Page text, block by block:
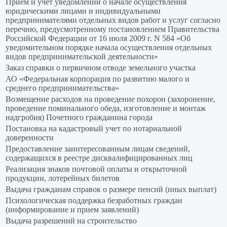
Прием и учет уведомлений о начале осуществления
юридическими лицами и индивидуальными
предпринимателями отдельных видов работ и услуг согласно
перечню, предусмотренному постановлением Правительства
Российской Федерации от 16 июля 2009 г. N 584 «Об
уведомительном порядке начала осуществления отдельных
видов предпринимательской деятельности»
Заказ справки о первичном отводе земельного участка
АО «Федеральная корпорация по развитию малого и
среднего предпринимательства»
Возмещение расходов на проведение похорон (захоронение,
проведение поминального обеда, изготовление и монтаж
надгробия) Почетного гражданина города
Постановка на кадастровый учет по нотариальной
доверенности
Предоставление заинтересованным лицам сведений,
содержащихся в реестре дисквалифицированных лиц
Реализация знаков почтовой оплаты и открыточной
продукции, лотерейных билетов
Выдача гражданам справок о размере пенсий (иных выплат)
Психологическая поддержка безработных граждан
(информирование и прием заявлений)
Выдача разрешений на строительство